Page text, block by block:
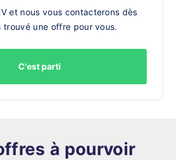
et nous vous contacterons dès
trouvé une offre pour vous.
C'est parti
à pourvoir